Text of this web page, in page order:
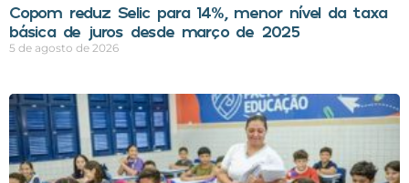
Copom reduz Selic para 14%, menor nível da taxa
básica de juros desde março de 2025
5 de agosto de 2026